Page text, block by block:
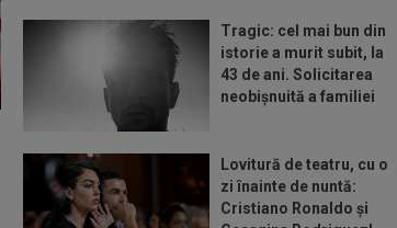
Tragic: cel mai bun din
istorie a murit subit, la
43 de ani. Solicitarea
neobișnuită a familiei
Lovitură de teatru, cu o
zi înainte de nuntă:
Cristiano Ronaldo și